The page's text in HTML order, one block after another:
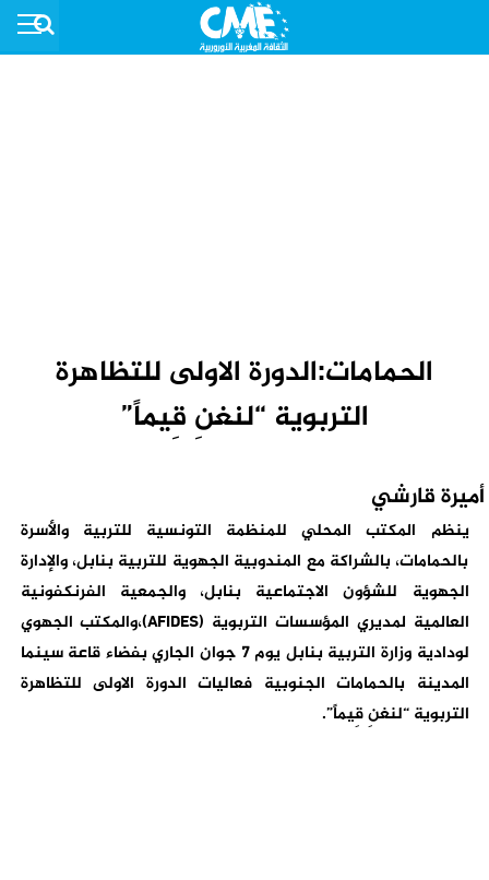
الحمامات:الدورة الاولى للتظاهرة
التربوية “لنغنِ قِيماً”
أميرة قارشي
ينظم المكتب المحلي للمنظمة التونسية للتربية والأسرة
بالحمامات، بالشراكة مع المندوبية الجهوية للتربية بنابل، والإدارة
الجهوية للشؤون الاجتماعية بنابل، والجمعية الفرنكفونية
العالمية لمديري المؤسسات التربوية (AFIDES)،والمكتب الجهوي
لودادية وزارة التربية بنابل يوم 7 جوان الجاري بفضاء قاعة سينما
المدينة بالحمامات الجنوبية فعاليات الدورة الاولى للتظاهرة
التربوية “لنغنِ قِيماً”.